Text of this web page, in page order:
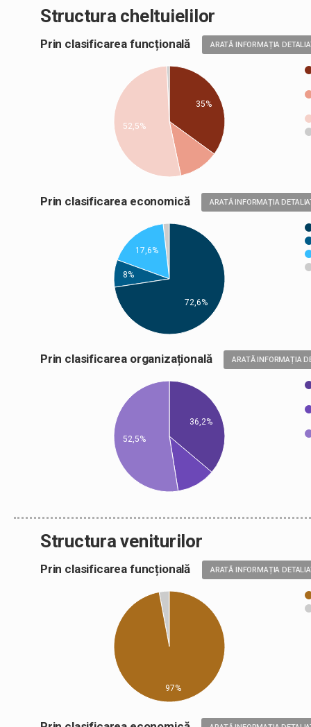
Structura cheltuielilor
Prin clasificarea funcțională ARATĂ INFORMAȚIA
35%
52,5%
Prin clasificarea economică ARATĂ INFORMAȚIA
17,6%
8%
72,6%
Prin clasificarea organizațională ARATĂ INFORMAȚIA
36,2%
52,5%
Structura veniturilor
Prin clasificarea funcțională ARATĂ INFORMAȚIA
97%